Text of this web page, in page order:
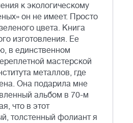
к экологическому
он не имеет. Просто
цвета. Книга
изготовления. Ее
в единственном
мастерской
металлов, где
Она подарила мне
альбом в 70-м
что в этот
толстенный фолиант я